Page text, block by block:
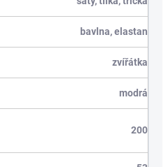
bavlna, elastan
zvířátka
modrá
200